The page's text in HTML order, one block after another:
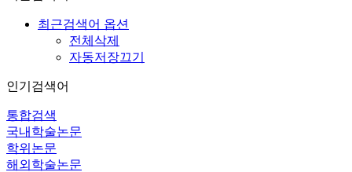
최근검색어 옵션
전체삭제
자동저장끄기
인기검색어
통합검색
국내학술논문
학위논문
해외학술논문